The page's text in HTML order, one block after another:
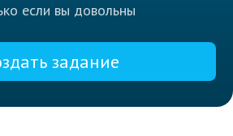
если вы довольны
задание